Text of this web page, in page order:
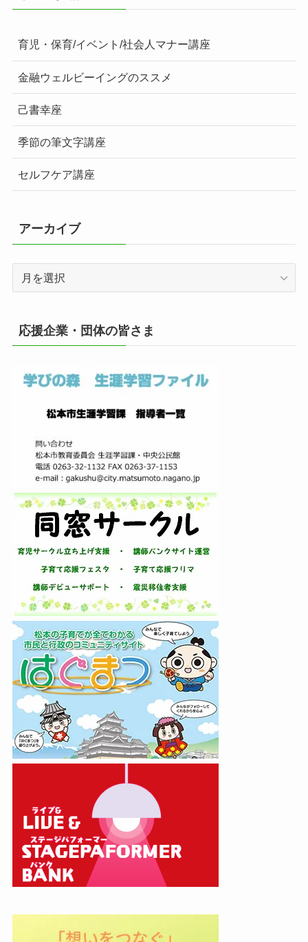
育児・保育/イベント/社会人マナー講座
金融ウェルビーイングのススメ
己書幸座
季節の筆文字講座
セルフケア講座
アーカイブ
イ
ブ
応援企業・団体の皆さま